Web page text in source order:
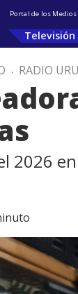
Portal de los
Televisión
. RADIO
2026